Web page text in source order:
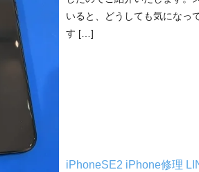
いると、どうしても気になっ
す […]
iPhoneSE2 iPhone修理